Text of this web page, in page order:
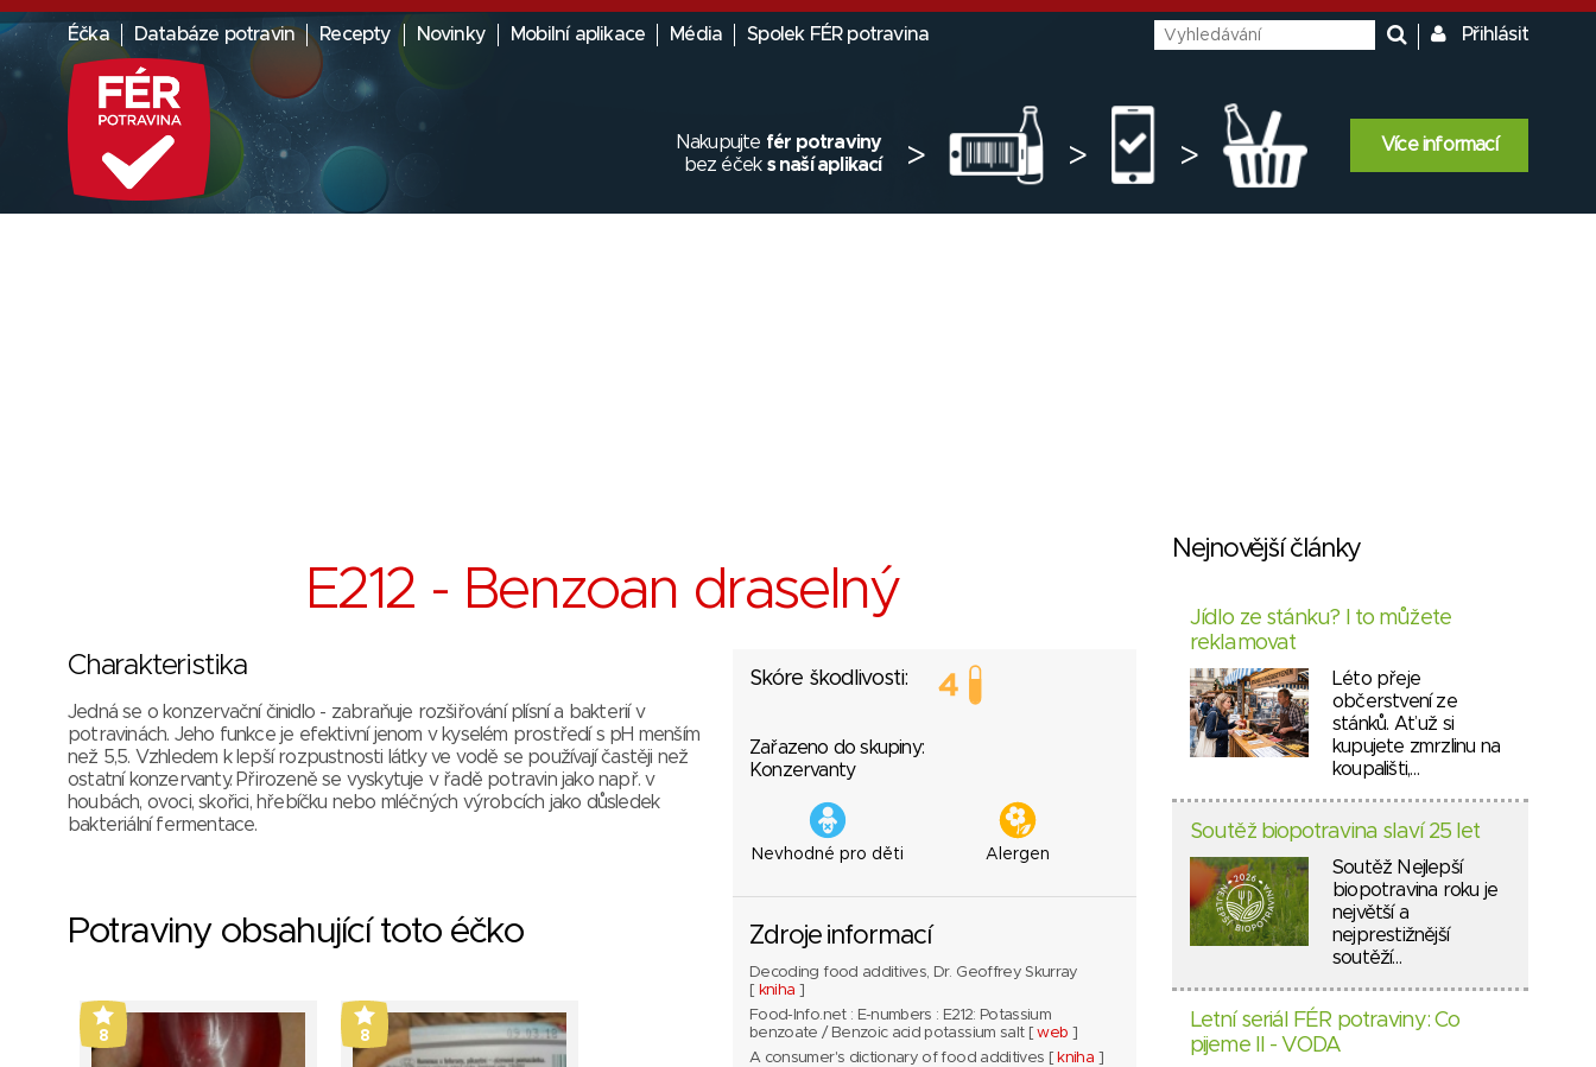
Éčka Databáze potravin Recepty Novinky Mobilní aplikace Média Spolek FÉR potravina Přihlásit
Nakupujte fér potraviny
bez éček s naší aplikací > > > Více informací
E212 - Benzoan draselný
Skóre škodlivosti:
Zařazeno do skupiny:
Konzervanty
Nevhodné pro děti Alergen
Zdroje informací
Decoding food additives, Dr. Geoffrey Skurray
[ kniha ]
Food-Info.net : E-numbers : E212: Potassium
benzoate / Benzoic acid potassium salt [web ]
A consumer's dictionary of food additives [ kniha ]
Charakteristika
Jedná se o konzervační činidlo - zabraňuje rozšiřování plísní a bakterií v
potravinách. Jeho funkce je efektivní jenom v kyselém prostředí s pH menším
než 5,5. Vzhledem k lepší rozpustnosti látky ve vodě se používají častěji než
ostatní konzervanty. Přirozeně se vyskytuje v řadě potravin jako např. v
houbách, ovoci, skořici, hřebíčku nebo mléčných výrobcích jako důsledek
bakteriální fermentace.
Potraviny obsahující toto éčko
8 8
Nejnovější články
Jídlo ze stánku? I to můžete
reklamovat
Léto přeje
občerstvení ze
stánků. Ať už si
kupujete zmrzlinu na
koupališti,…
Soutěž biopotravina slaví 25 let
Soutěž Nejlepší
biopotravina roku je
největší a
nejprestižnější
soutěží…
Letní seriál FÉR potraviny: Co
pijeme II - VODA